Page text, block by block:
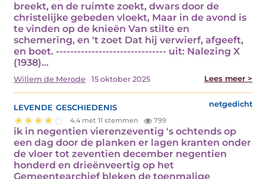
breekt, en de ruimte zoekt, dwars door de
christelijke gebeden vloekt, Maar in de avond is
te vinden op de knieën Van stilte en
schemering, en 't zoet Dat hij verwierf, afgeeft,
en boet. ------------------------------- uit: Nalezing X
(1938)…
Willem de Merode 15 oktober 2025 Lees meer >
levende geschiedenis netgedicht
4.4 met 11 stemmen 799
ik in negentien vierenzeventig 's ochtends op
een dag door de planken er lagen kranten onder
de vloer tot zeventien december negentien
honderd en drieënveertig op het
Gemeentearchief bleken de toenmalige